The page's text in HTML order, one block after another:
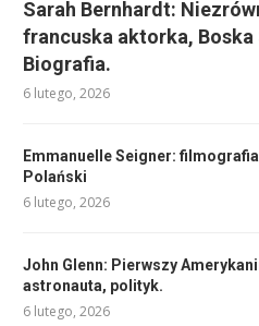
Sarah Bernhardt:
francuska aktorka, Boska
Biografia.
6 lutego, 2026
Emmanuelle Seigner:
Polański
6 lutego, 2026
John Glenn: Pierwszy
astronauta, polityk.
6 lutego, 2026